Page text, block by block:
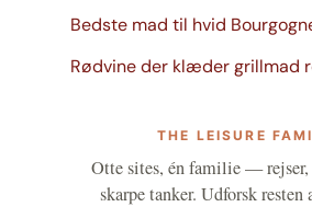
Bedste mad til hvid
Rødvine der klæder grillmad
THE LEISURE
Otte sites, én familie —
skarpe tanker. Udforsk resten